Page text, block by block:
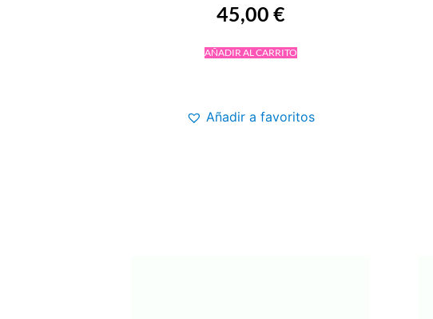
45,00 €
AÑADIR AL CARRITO
Añadir a favoritos